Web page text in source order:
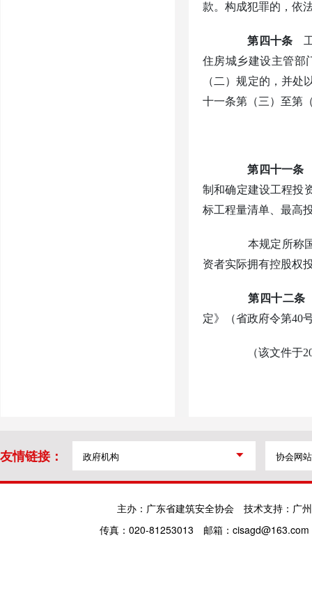
款。构成犯罪的，依
第四十条 工
住房城乡建设主管部
（二）规定的，并处
十一条第（三）至第
第四十一条
制和确定建设工程投
标工程量清单、最高
本规定所称国
资者实际拥有控股权
第四十二条
定》（省政府令第40
（该文件于
友情链接：
主办：广东省建筑安全协会
技术支持：广
传真：020-81253013
邮箱：cisagd@163.com